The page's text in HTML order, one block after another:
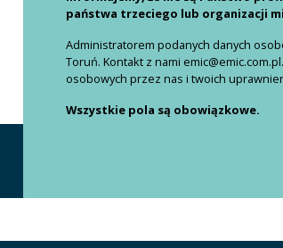
państwa trzeciego lub organizacji
Administratorem podanych danych
Toruń. Kontakt z nami
osobowych przez nas i twoich
Wszystkie pola są obowiązkowe.